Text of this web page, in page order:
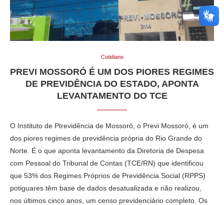
Cotidiano
PREVI MOSSORÓ É UM DOS PIORES REGIMES
DE PREVIDÊNCIA DO ESTADO, APONTA
LEVANTAMENTO DO TCE
O Instituto de Ptrevidência de Mossoró, o Previ Mossoró, é um
dos piores regimes de previdência própria do Rio Grande do
Norte. É o que aponta levantamento da Diretoria de Despesa
com Pessoal do Tribunal de Contas (TCE/RN) que identificou
que 53% dos Regimes Próprios de Previdência Social (RPPS)
potiguares têm base de dados desatualizada e não realizou,
nos últimos cinco anos, um censo previdenciário completo. Os